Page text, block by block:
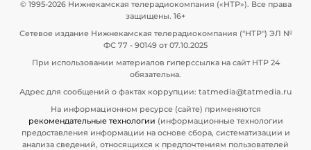
© 1995-2026 Нижнекамская телерадиокомпания («НТР»). Все права
защищены. 16+
Сетевое издание Нижнекамская телерадиокомпания ("НТР") ЭЛ №
ФС 77 - 90149 от 07.10.2025
При использовании материалов гиперссылка на сайт НТР 24
обязательна.
Адрес для сообщений о фактах коррупции: tatmedia@tatmedia.ru
На информационном ресурсе (сайте) применяются
рекомендательные технологии (информационные технологии
предоставления информации на основе сбора, систематизации и
анализа сведений, относящихся к предпочтениям пользователей